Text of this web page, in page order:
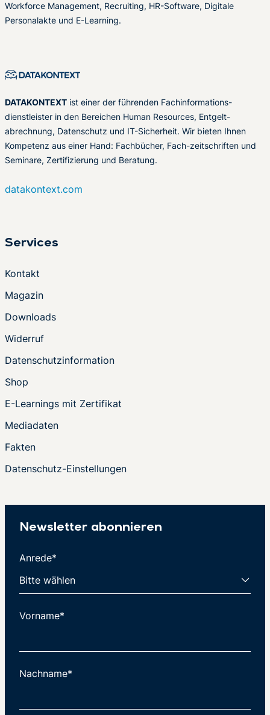
Workforce Management, Recruiting, HR-Software, Digitale
Personalakte und E-Learning.
DATAKONTEXT ist einer der führenden Fachinformations-
dienstleister in den Bereichen Human Resources, Entgelt-
abrechnung, Datenschutz und IT-Sicherheit. Wir bieten Ihnen
Kompetenz aus einer Hand: Fachbücher, Fach-zeitschriften und
Seminare, Zertifizierung und Beratung.
datakontext.com
Services
Kontakt
Magazin
Downloads
Widerruf
Datenschutzinformation
Shop
E-Learnings mit Zertifikat
Mediadaten
Fakten
Datenschutz-Einstellungen
Newsletter abonnieren
Anrede*
Vorname*
Nachname*